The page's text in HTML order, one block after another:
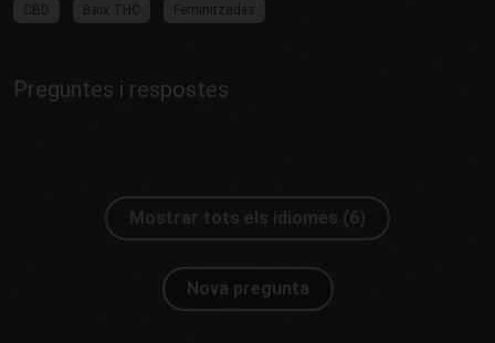
CBD Baix THC Feminitzades
Preguntes i respostes
Mostrar tots els idiomes (6)
Nova pregunta